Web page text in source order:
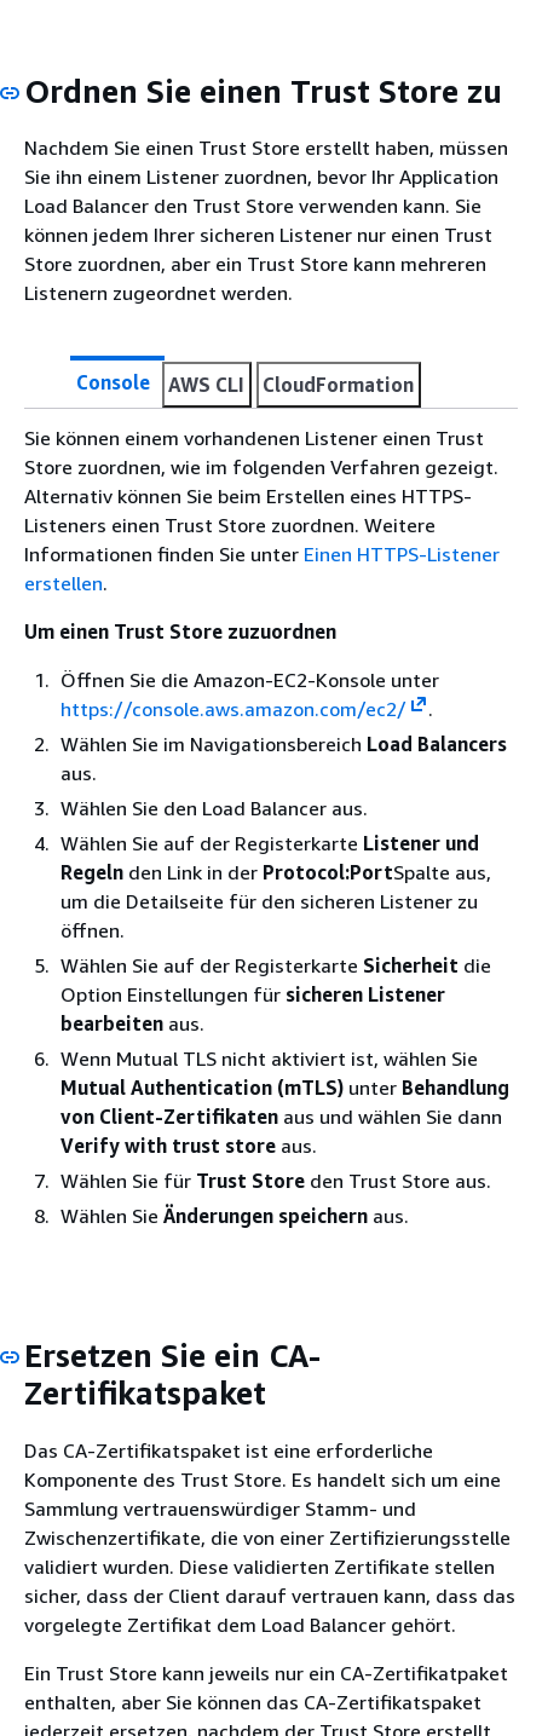
Ordnen Sie einen Trust Store zu
Nachdem Sie einen Trust Store erstellt haben, müssen
Sie ihn einem Listener zuordnen, bevor Ihr Application
Load Balancer den Trust Store verwenden kann. Sie
können jedem Ihrer sicheren Listener nur einen Trust
Store zuordnen, aber ein Trust Store kann mehreren
Listenern zugeordnet werden.
Console AWS CLI CloudFormation
Sie können einem vorhandenen Listener einen Trust
Store zuordnen, wie im folgenden Verfahren gezeigt.
Alternativ können Sie beim Erstellen eines HTTPS-
Listeners einen Trust Store zuordnen. Weitere
Informationen finden Sie unter Einen HTTPS-Listener
erstellen.
Um einen Trust Store zuzuordnen
Öffnen Sie die Amazon-EC2-Konsole unter
https://console.aws.amazon.com/ec2/
.
Wählen Sie im Navigationsbereich Load Balancers
aus.
Wählen Sie den Load Balancer aus.
Wählen Sie auf der Registerkarte Listener und
Regeln den Link in der Protocol:PortSpalte aus,
um die Detailseite für den sicheren Listener zu
öffnen.
Wählen Sie auf der Registerkarte Sicherheit die
Option Einstellungen für sicheren Listener
bearbeiten aus.
Wenn Mutual TLS nicht aktiviert ist, wählen Sie
Mutual Authentication (mTLS) unter Behandlung
von Client-Zertifikaten aus und wählen Sie dann
Verify with trust store aus.
Wählen Sie für Trust Store den Trust Store aus.
Wählen Sie Änderungen speichern aus.
Ersetzen Sie ein CA-
Zertifikatspaket
Das CA-Zertifikatspaket ist eine erforderliche
Komponente des Trust Store. Es handelt sich um eine
Sammlung vertrauenswürdiger Stamm- und
Zwischenzertifikate, die von einer Zertifizierungsstelle
validiert wurden. Diese validierten Zertifikate stellen
sicher, dass der Client darauf vertrauen kann, dass das
vorgelegte Zertifikat dem Load Balancer gehört.
Ein Trust Store kann jeweils nur ein CA-Zertifikatpaket
enthalten, aber Sie können das CA-Zertifikatspaket
jederzeit ersetzen, nachdem der Trust Store erstellt